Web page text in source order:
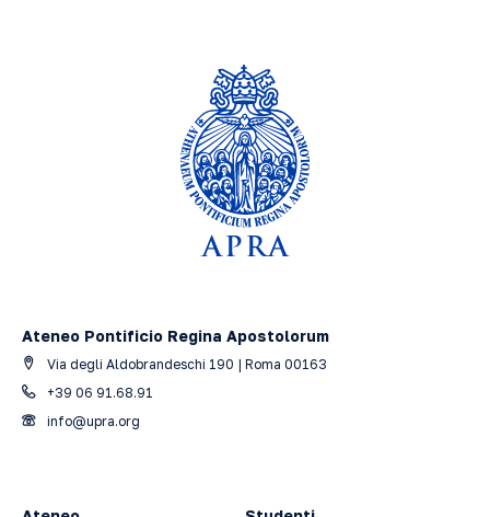
Ateneo Pontificio Regina Apostolorum
Via degli Aldobrandeschi 190 | Roma 00163
+39 06 91.68.91
info@upra.org